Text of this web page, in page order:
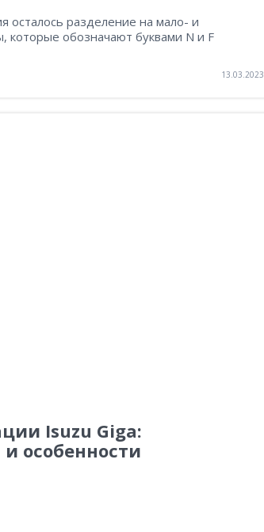
осталось разделение на мало- и
обозначают буквами N и F
13.03.2023
Isuzu Giga:
особенности